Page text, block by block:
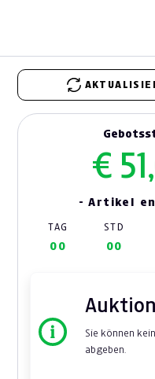
€
- Artikel
TAG STD
00 00
Sie können
abgeben.